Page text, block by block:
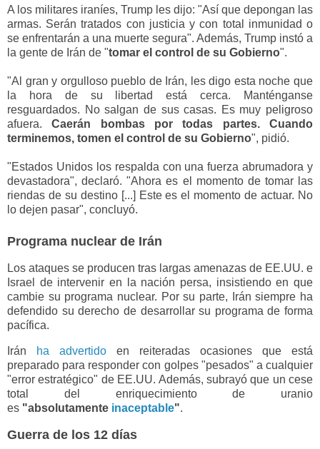
A los militares iraníes, Trump les dijo: "Así que depongan las
armas. Serán tratados con justicia y con total inmunidad o
se enfrentarán a una muerte segura". Además, Trump instó a
la gente de Irán de "tomar el control de su Gobierno".
"Al gran y orgulloso pueblo de Irán, les digo esta noche que
la hora de su libertad está cerca. Manténganse
resguardados. No salgan de sus casas. Es muy peligroso
afuera.Caerán bombas por todas partes. Cuando
terminemos, tomen el control de su Gobierno", pidió.
"Estados Unidos los respalda con una fuerza abrumadora y
devastadora", declaró. "Ahora es el momento de tomar las
riendas de su destino [...] Este es el momento de actuar. No
lo dejen pasar", concluyó.
Programa nuclear de Irán
Los ataques se producen tras largas amenazas de EE.UU. e
Israel de intervenir en la nación persa, insistiendo en que
cambie su programa nuclear. Por su parte, Irán siempre ha
defendido su derecho de desarrollar su programa de forma
pacífica.
Irán ha advertido en reiteradas ocasiones que está
preparado para responder con golpes "pesados" a cualquier
"error estratégico" de EE.UU. Además, subrayó que un cese
total del enriquecimiento de uranio
es "absolutamente inaceptable".
Guerra de los 12 días